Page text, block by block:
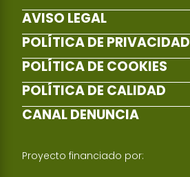
AVISO LEGAL
POLÍTICA DE PRIVACIDAD
POLÍTICA DE COOKIES
POLÍTICA DE CALIDAD
CANAL DENUNCIA
Proyecto financiado por: